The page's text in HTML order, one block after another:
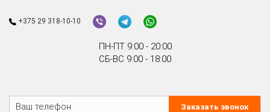
+375 29 318-10-10
ПН-ПТ 9:00 - 20:00
СБ-ВС 9:00 - 18:00
Заказать звонок